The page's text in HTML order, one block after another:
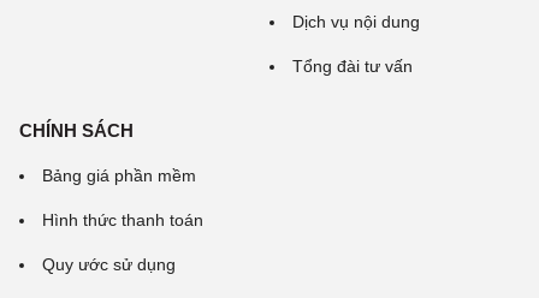
Dịch vụ nội dung
Tổng đài tư vấn
CHÍNH SÁCH
Bảng giá phần mềm
Hình thức thanh toán
Quy ước sử dụng